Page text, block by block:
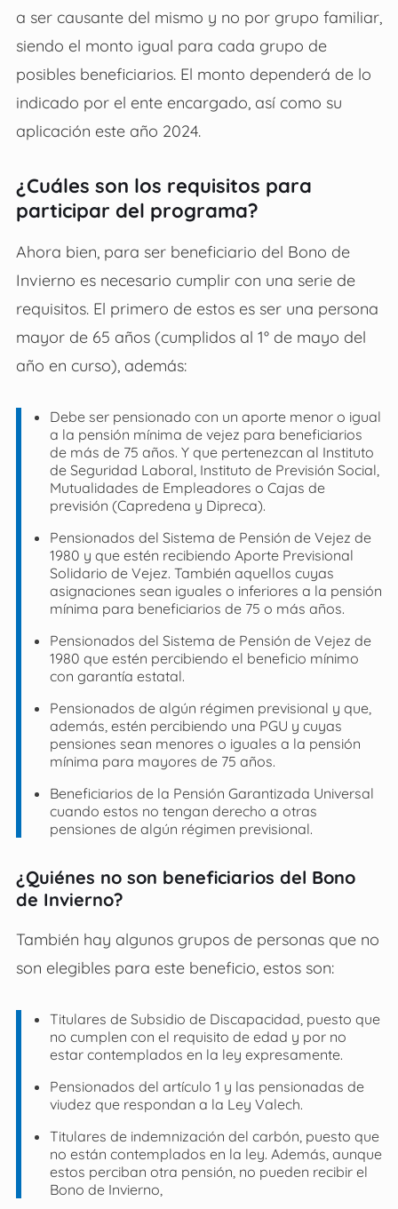
a ser causante del mismo y no por grupo familiar,
siendo el monto igual para cada grupo de
posibles beneficiarios. El monto dependerá de lo
indicado por el ente encargado, así como su
aplicación este año 2024.
¿Cuáles son los requisitos para
participar del programa?
Ahora bien, para ser beneficiario del Bono de
Invierno es necesario cumplir con una serie de
requisitos. El primero de estos es ser una persona
mayor de 65 años (cumplidos al 1° de mayo del
año en curso), además:
Debe ser pensionado con un aporte menor o igual
a la pensión mínima de vejez para beneficiarios
de más de 75 años. Y que pertenezcan al Instituto
de Seguridad Laboral, Instituto de Previsión Social,
Mutualidades de Empleadores o Cajas de
previsión (Capredena y Dipreca).
Pensionados del Sistema de Pensión de Vejez de
1980 y que estén recibiendo Aporte Previsional
Solidario de Vejez. También aquellos cuyas
asignaciones sean iguales o inferiores a la pensión
mínima para beneficiarios de 75 o más años.
Pensionados del Sistema de Pensión de Vejez de
1980 que estén percibiendo el beneficio mínimo
con garantía estatal.
Pensionados de algún régimen previsional y que,
además, estén percibiendo una PGU y cuyas
pensiones sean menores o iguales a la pensión
mínima para mayores de 75 años.
Beneficiarios de la Pensión Garantizada Universal
cuando estos no tengan derecho a otras
pensiones de algún régimen previsional.
¿Quiénes no son beneficiarios del Bono
de Invierno?
También hay algunos grupos de personas que no
son elegibles para este beneficio, estos son:
Titulares de Subsidio de Discapacidad, puesto que
no cumplen con el requisito de edad y por no
estar contemplados en la ley expresamente.
Pensionados del artículo 1 y las pensionadas de
viudez que respondan a la Ley Valech.
Titulares de indemnización del carbón, puesto que
no están contemplados en la ley. Además, aunque
estos perciban otra pensión, no pueden recibir el
Bono de Invierno,